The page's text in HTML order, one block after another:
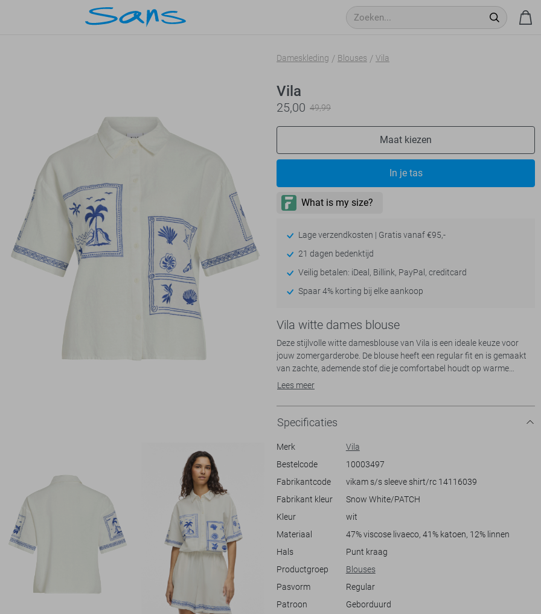
Dameskleding Blouses Vila
Vila
25,00 49,99
Maat kiezen
In je tas
Lage verzendkosten | Gratis vanaf €95,-
21 dagen bedenktijd
Veilig betalen: iDeal, Billink, PayPal, creditcard
Spaar 4% korting bij elke aankoop
Vila witte dames blouse
Deze stijlvolle witte damesblouse van Vila is een ideale keuze voor
jouw zomergarderobe. De blouse heeft een regular fit en is gemaakt
van zachte, ademende stof die je comfortabel houdt op warme
dagen. De unieke blauwe borduursels met palmbomen en
mouwen en de klassieke puntkraag zorgen voor een casual, maar
toch verfijnde look. Met de knoopsluiting is de blouse eenvoudig te
dragen en past het perfect bij casual uitjes of een ontspannen dag op
het strand.
Of je nu kiest voor een jeans of een lichte zomerse short, deze Vila
blouse is gemakkelijk te combineren voor een stijlvolle look. De
normale lengte en het duurzame karakter van het materiaal maken
middag in het park doorbrengt of een koffiedate hebt met vrienden,
deze blouse biedt een moeiteloze mix van comfort en stijl.
Lees meer
Specificaties
Merk
Vila
Bestelcode
10003497
Fabrikantcode
vikam s/s sleeve shirt/rc 14116039
Fabrikant kleur
Snow White/PATCH
Kleur
wit
Materiaal
47% viscose livaeco, 41% katoen, 12% linnen
Hals
Punt kraag
Productgroep
Blouses
Pasvorm
Regular
Patroon
Geborduurd